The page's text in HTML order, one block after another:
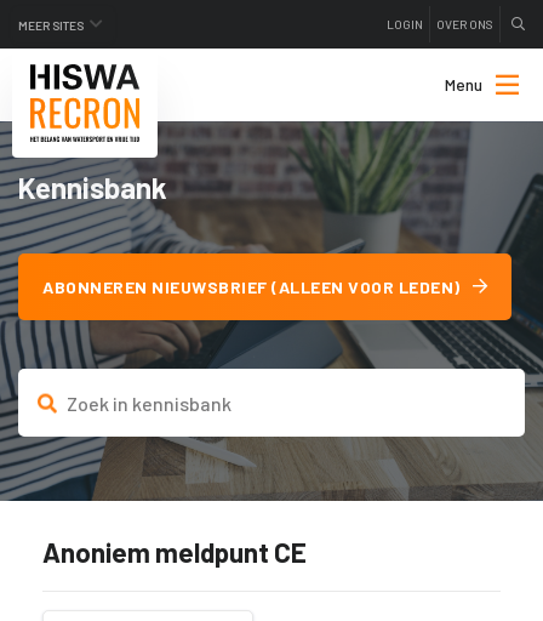
MEER SITES LOGIN OVER ONS
Menu
Kennisbank
ABONNEREN NIEUWSBRIEF (ALLEEN VOOR LEDEN)
Anoniem meldpunt CE